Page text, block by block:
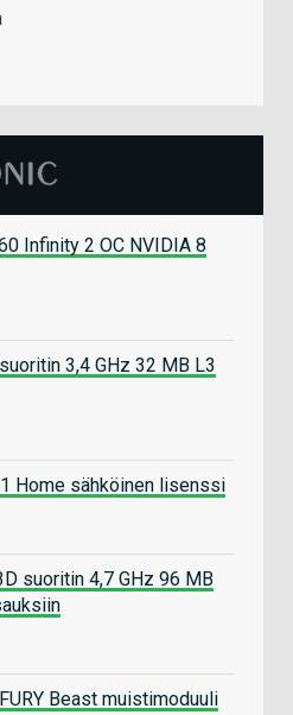
Infinity 2 OC NVIDIA 8
3,4 GHz 32 MB L3
Home sähköinen lisenssi
suoritin 4,7 GHz 96 MB
Beast muistimoduuli